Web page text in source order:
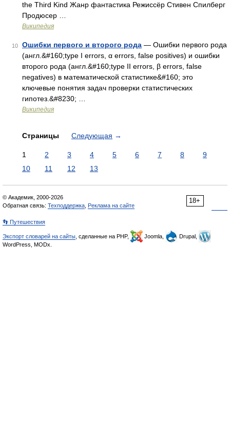
the Third Kind Жанр фантастика Режиссёр Стивен Спилберг
Продюсер …
Википедия
10 Ошибки первого и второго рода — Ошибки первого рода
(англ.&#160;type I errors, α errors, false positives) и ошибки
второго рода (англ.&#160;type II errors, β errors, false
negatives) в математической статистике&#160; это
ключевые понятия задач проверки статистических
гипотез.&#8230; …
Википедия
Страницы Следующая →
1 2 3 4 5 6 7 8
9
10
11 12 13
18+
© Академик, 2000-2026
Обратная связь: Техподдержка Реклама на сайте
👣 Путешествия
Экспорт словарей на сайты , сделанные на PHP, Joomla,
Drupal,
WordPress, MODx.